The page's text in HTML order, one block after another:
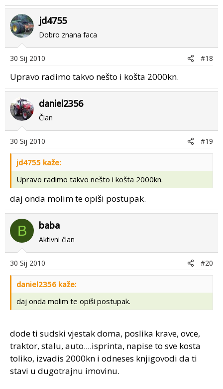
jd4755
Dobro znana faca
30 Sij 2010 #18
Upravo radimo takvo nešto i košta 2000kn.
daniel2356
Član
30 Sij 2010 #19
jd4755 kaže:
Upravo radimo takvo nešto i košta 2000kn.
daj onda molim te opiši postupak.
B baba
Aktivni član
30 Sij 2010 #20
daniel2356 kaže:
daj onda molim te opiši postupak.
dode ti sudski vjestak doma, poslika krave, ovce,
traktor, stalu, auto....isprinta, napise to sve kosta
toliko, izvadis 2000kn i odneses knjigovodi da ti
stavi u dugotrajnu imovinu.